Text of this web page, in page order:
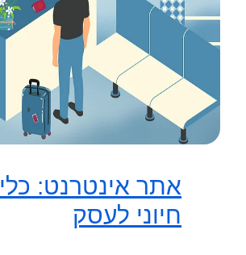
אתר אינטרנט: כלי
חיוני לעסק